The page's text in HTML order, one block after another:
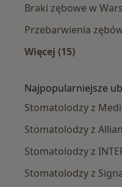
Braki zębowe w
Przebarwienia
Więcej (15)
Najpopularniejsze
Stomatolodzy z
Stomatolodzy z
Stomatolodzy z
Stomatolodzy z